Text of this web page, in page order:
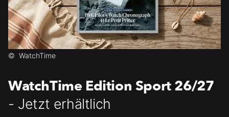
© WatchTime
WatchTime Edition Sport 26/27
- Jetzt erhältlich